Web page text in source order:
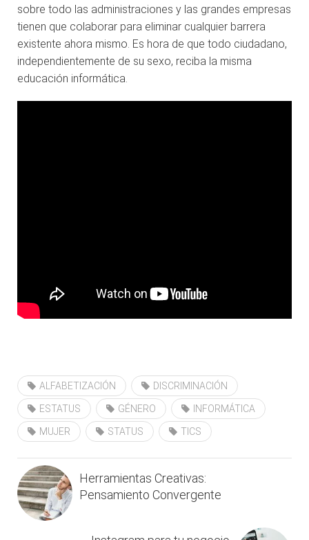
sobre todo las administraciones y las grandes empresas
tienen que colaborar para eliminar cualquier barrera
existente ahora mismo. Es hora de que todo ciudadano,
independientemente de su sexo, reciba la misma
educación informática.
ALFABETIZACIÓN DISCRIMINACIÓN
ESTATUS GÉNERO INFORMÁTICA
MUJER STATUS TICS
Herramientas Creativas:
Pensamiento Convergente